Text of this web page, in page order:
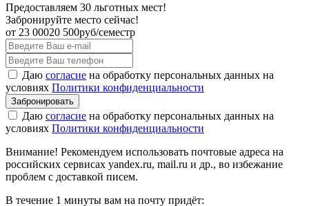
Предоставляем 30 льготных мест!
Забронируйте место сейчас!
от 23 00020 500руб/семестр
Даю согласие на обработку персональных данных на
условиях Политики конфиденциальности
Даю согласие на обработку персональных данных на
условиях Политики конфиденциальности
Внимание! Рекомендуем использовать почтовые адреса на
российских сервисах yandex.ru, mail.ru и др., во избежание
проблем с доставкой писем.
В течение 1 минуты вам на почту придёт: